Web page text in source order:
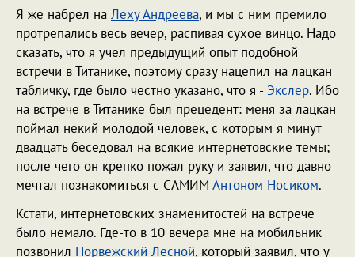
Я же набрел на Леху Андреева, и мы с ним премило
протрепались весь вечер, распивая сухое винцо. Надо
сказать, что я учел предыдущий опыт подобной
встречи в Титанике, поэтому сразу нацепил на лацкан
табличку, где было честно указано, что я - Экслер. Ибо
на встрече в Титанике был прецедент: меня за лацкан
поймал некий молодой человек, с которым я минут
двадцать беседовал на всякие интернетовские темы;
после чего он крепко пожал руку и заявил, что давно
мечтал познакомиться с САМИМ Антоном Носиком.
Кстати, интернетовских знаменитостей на встрече
было немало. Где-то в 10 вечера мне на мобильник
позвонил Норвежский Лесной, который заявил, что у